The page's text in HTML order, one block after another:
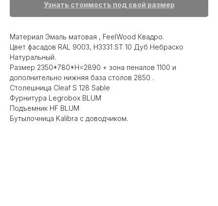
Узнать стоимость под свой размер
Материал Эмаль матовая , FeelWood Квадро.
Цвет фасадов RAL 9003, Н3331 ST 10 Дуб Небраско
Натуральный.
Размер 2350*780*Н=2890 + зона пеналов 1100 и
дополнительно нижняя база столов 2850 .
Столешница Cleaf S 128 Sable
Фурнитура Legrobox BLUM
Подъемник HF BLUM
Бутылочница Kalibra с доводчиком.